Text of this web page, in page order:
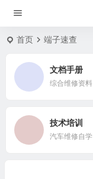
首页 端子速查
文档手册
综合维修资料
技术培训
汽车维修自学